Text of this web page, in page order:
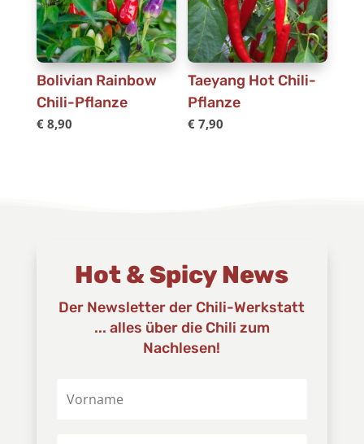
Bolivian Rainbow
Chili-Pflanze
€8,90
Taeyang Hot Chili-
Pflanze
€ 7,90
Hot & Spicy News
Der Newsletter der Chili-Werkstatt
... alles über die Chili zum
Nachlesen!